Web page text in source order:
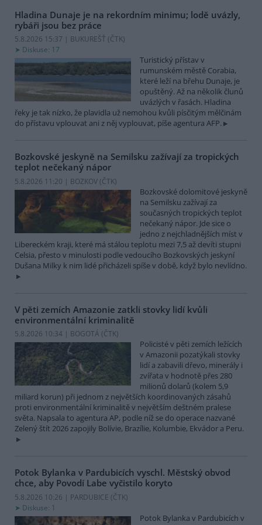
Hladina Dunaje je na rekordním minimu; lodě uvázly,
rybáři jsou bez práce
5.8.2026 15:37 | BUKUREŠŤ (ČTK)
Diskuse: 17
Turistický přístav v
rumunském městě Corabia,
které leží na břehu Dunaje, je
opuštěný. Až na několik člunů
uvázlých v řasách. Hladina
řeky je tak nízko, že plavidla už nemohou kvůli písčitým mělčinám
do přístavu vplouvat ani z něj vyplouvat, píše agentura AFP.
Bozkovské jeskyně na Semilsku zažívají za tropických
teplot nečekaný nápor
5.8.2026 11:20 | BOZKOV (ČTK)
Bozkovské dolomitové jeskyně
na Semilsku zažívají za
současných tropických teplot
nečekaný nápor. Jde sice o
jedno z nejchladnějších míst v
Libereckém kraji, které má stálou teplotu mezi 7,5 až devíti stupni
Celsia, přesto v minulosti podle vedoucího Bozkovských jeskyní
Dušana Milky k nim lidé přicházeli spíše v době, když bylo nevlídno.
V pěti zemích Amazonie zatkli stovky lidí kvůli
environmentální kriminalitě
5.8.2026 10:34 | BOGOTÁ (ČTK)
Policisté v pěti zemích ležících
v Amazonii pozatýkali stovky
lidí a zabavili dřevo, minerály i
zvířata v hodnotě přes 280
milionů dolarů (kolem 5,9
miliard korun) při jednom z největších koordinovaných zásahů
proti environmentální kriminalitě v největším deštném pralese
světa. Napsala to agentura AP, podle níž se do operace nazvané
Zelený štít 2026 zapojily Bolívie, Brazílie, Kolumbie, Ekvádor a Peru.
Potok Bylanka v Pardubicích vyschl. Městský obvod
chce, aby Povodí Labe vyčistilo koryto
5.8.2026 10:26 | PARDUBICE (ČTK)
Diskuse: 1
Potok Bylanka v Pardubicích v